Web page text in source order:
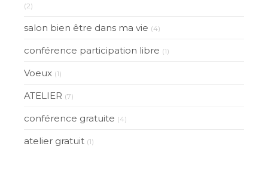
(2)
salon bien être dans ma vie (4)
conférence participation libre (1)
Voeux (1)
ATELIER (7)
conférence gratuite (4)
atelier gratuit (1)